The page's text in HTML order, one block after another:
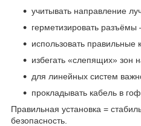
учитывать направление
герметизировать
использовать
избегать «слепящих» зон
для линейных систем
прокладывать кабель в
Правильная установка =
безопасность.